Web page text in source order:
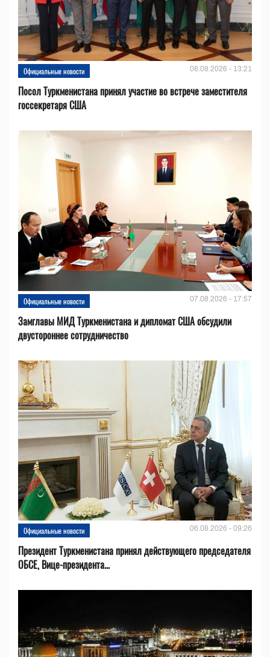
Официальные новости 08.08.2026 - 13:21
Посол Туркменистана принял участие во встрече заместителя
госсекретаря США
Официальные новости 07.08.2026 - 17:57
Замглавы МИД Туркменистана и дипломат США обсудили
двустороннее сотрудничество
Официальные новости 06.08.2026 - 09:26
Президент Туркменистана принял действующего председателя
ОБСЕ, Вице-президента...